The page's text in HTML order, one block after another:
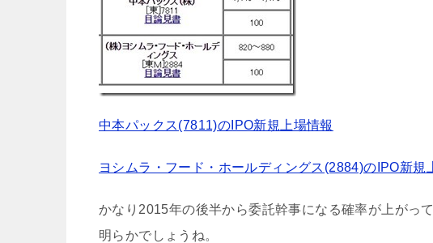
中本パックス(7811)のIPO新規上場情報
ヨシムラ・フード・ホールディングス(2884)のIPO新規
かなり2015年の後半から委託幹事になる確率が上がっ
明らかでしょうね。